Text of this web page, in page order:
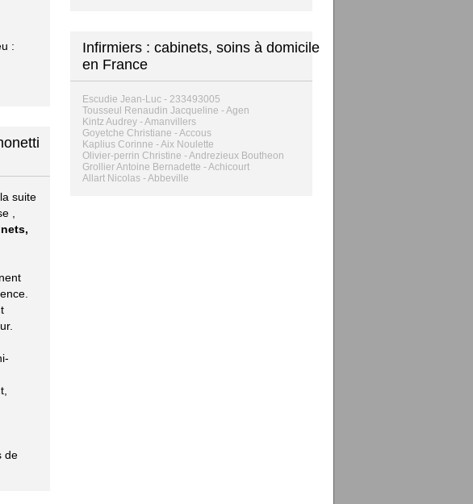
:
suite
de
Infirmiers : cabinets, soins à domicile
en France
Escudie Jean-Luc - 233493005
Tousseul Renaudin Jacqueline - Agen
Kintz Audrey - Amanvillers
Goyetche Christiane - Accous
Kaplius Corinne - Aix Noulette
Olivier-perrin Christine - Andrezieux Boutheon
Grollier Antoine Bernadette - Achicourt
Allart Nicolas - Abbeville